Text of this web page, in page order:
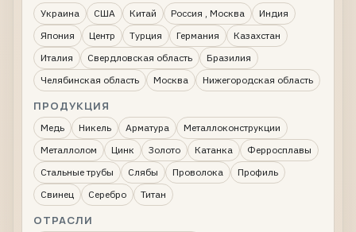
Украина США Китай Россия , Москва
Индия
Япония
Центр Турция Германия
Казахстан
Италия
Свердловская область
Бразилия
Челябинская область
Москва Нижегородская область
ПРОДУКЦИЯ
Медь Никель Арматура
Металлоконструкции
Металлолом
Цинк Золото Катанка
Ферросплавы
Стальные трубы
Слябы Проволока
Профиль
Свинец
Серебро Титан
ОТРАСЛИ